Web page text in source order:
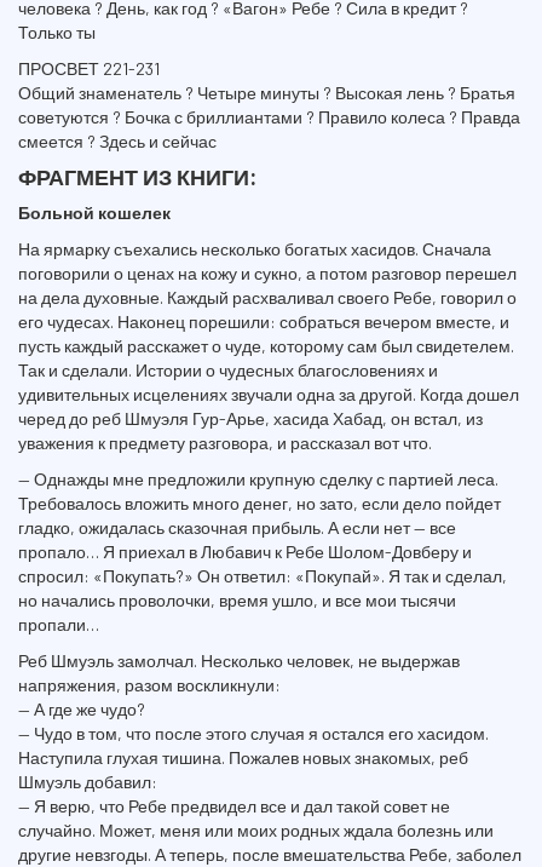
человека ? День, как год ? «Вагон» Ребе ? Сила в кредит ?
Только ты
ПРОСВЕТ 221-231
Общий знаменатель ? Четыре минуты ? Высокая лень ? Братья
советуются ? Бочка с бриллиантами ? Правило колеса ? Правда
смеется ? Здесь и сейчас
ФРАГМЕНТ ИЗ КНИГИ:
Больной кошелек
На ярмарку съехались несколько богатых хасидов. Сначала
поговорили о ценах на кожу и сукно, а потом разговор перешел
на дела духовные. Каждый расхваливал своего Ребе, говорил о
его чудесах. Наконец порешили: собраться вечером вместе, и
пусть каждый расскажет о чуде, которому сам был свидетелем.
Так и сделали. Истории о чудесных благословениях и
удивительных исцелениях звучали одна за другой. Когда дошел
черед до реб Шмуэля Гур-Арье, хасида Хабад, он встал, из
уважения к предмету разговора, и рассказал вот что.
— Однажды мне предложили крупную сделку с партией леса.
Требовалось вложить много денег, но зато, если дело пойдет
гладко, ожидалась сказочная прибыль. А если нет — все
пропало… Я приехал в Любавич к Ребе Шолом-Довберу и
спросил: «Покупать?» Он ответил: «Покупай». Я так и сделал,
но начались проволочки, время ушло, и все мои тысячи
пропали…
Реб Шмуэль замолчал. Несколько человек, не выдержав
напряжения, разом воскликнули:
— А где же чудо?
— Чудо в том, что после этого случая я остался его хасидом.
Наступила глухая тишина. Пожалев новых знакомых, реб
Шмуэль добавил:
— Я верю, что Ребе предвидел все и дал такой совет не
случайно. Может, меня или моих родных ждала болезнь или
другие невзгоды. А теперь, после вмешательства Ребе, заболел